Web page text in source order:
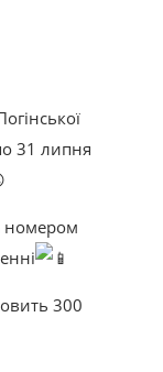
ЧСВВ +38
31 липня
номером
300